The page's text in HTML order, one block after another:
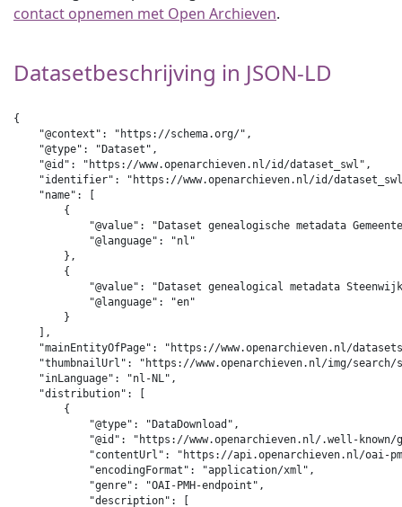
contact opnemen met Open Archieven.
Datasetbeschrijving in JSON-LD
{
    "@context": "https://schema.org/",
    "@type": "Dataset",
    "@id": "https://www.openarchieven.nl/id/dataset_swl",
"identifier": "https://www.openarchieven.nl/id/
    "name": [
        {
"@value": "Dataset genealogische metadata
            "@language": "nl"
        },
        {
"@value": "Dataset genealogical metadata
            "@language": "en"
        }
    ],
"mainEntityOfPage": "https://www.openarchieven.nl/
"thumbnailUrl": "https://www.openarchieven.nl/img/search/
    "inLanguage": "nl-NL",
    "distribution": [
        {
            "@type": "DataDownload",
"@id": "https://www.openarchieven.nl/.well-
"contentUrl": "https://api.openarchieven.nl/oai-
            "encodingFormat": "application/xml",
            "genre": "OAI-PMH-endpoint",
            "description": [